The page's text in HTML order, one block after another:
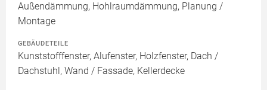
Außendämmung, Hohlraumdämmung, Planung /
Montage
GEBÄUDETEILE
Kunststofffenster, Alufenster, Holzfenster, Dach /
Dachstuhl, Wand / Fassade, Kellerdecke